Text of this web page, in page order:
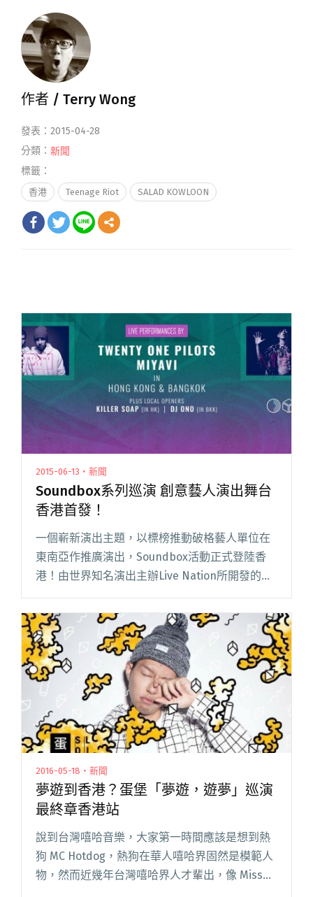
作者 / Terry Wong
發表：2015-04-28
分類： 新聞
標籤：
香港 Teenage Riot SALAD KOWLOON
2015-06-13・新聞
Soundbox系列巡演 創意藝人演出舞台
香港首發！
一個嶄新演出主題，以標榜推動破格藝人單位在
東南亞作推廣演出，Soundbox活動正式登陸香
港！由世界知名演出主辦Live Nation所開發的副
出，務求令東南亞樂迷對世界各地樂手有進一步
認識，Sou閱讀全文 "Soundbox系列巡演 創意藝
人演出舞台 香港首發！"
2016-05-18・新聞
夢遊到香港？蛋堡「夢遊，遊夢」巡演
最終章香港站
說到台灣嘻哈音樂，大家第一時間應該是想到熱
狗 MC Hotdog，熱狗在華人嘻哈界固然是模範人
物，然而近幾年台灣嘻哈界人才輩出，像 Miss